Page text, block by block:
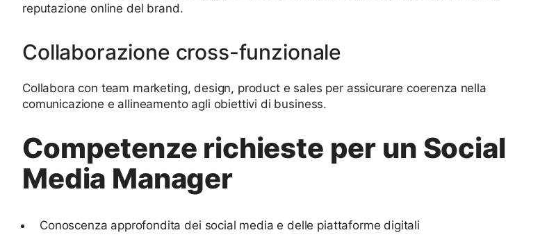
reputazione online del brand.
Collaborazione cross-funzionale
Collabora con team marketing, design, product e sales per assicurare coerenza nella
comunicazione e allineamento agli obiettivi di business.
Competenze richieste per un Social
Media Manager
Conoscenza approfondita dei social media e delle piattaforme digitali